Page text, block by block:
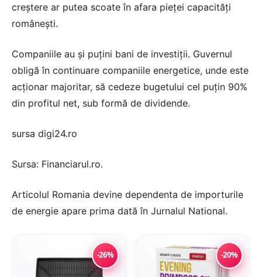
creștere ar putea scoate în afara pieței capacităţi
românești.
Companiile au şi puţini bani de investiţii. Guvernul
obligă în continuare companiile energetice, unde este
acționar majoritar, să cedeze bugetului cel puțin 90%
din profitul net, sub formă de dividende.
sursa digi24.ro
Sursa: Financiarul.ro.
Articolul Romania devine dependenta de importurile
de energie apare prima dată în Jurnalul National.
-26% -20%